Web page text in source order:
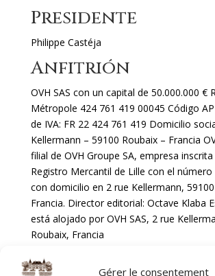
Gérer le consentement
Presidente
Philippe Castéja
Anfitrión
OVH SAS con un capital de 50.000.000 €
Métropole 424 761 419 00045 Código
de IVA: FR 22 424 761 419 Domicilio
Kellermann – 59100 Roubaix – Francia
filial de OVH Groupe SA, empresa inscrita
Registro Mercantil de Lille con el número
con domicilio en 2 rue Kellermann,
Francia. Director editorial: Octave Klaba
está alojado por OVH SAS, 2 rue
Roubaix, Francia
Escritura y